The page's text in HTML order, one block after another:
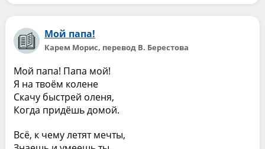
Мой папа!
Карем Морис, перевод В. Берестова
Мой папа! Папа мой!
Я на твоём колене
Скачу быстрей оленя,
Когда придёшь домой.
Всё, к чему летят мечты,